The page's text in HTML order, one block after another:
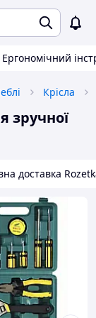
Ергономічний
Крісла
зручної
доставка